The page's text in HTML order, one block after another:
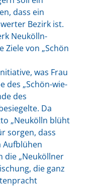
dass ein
Bezirk ist.
Neukölln-
Ziele von „Schön
was Frau
des „Schön-wie-
des
Da
„Neukölln blüht
sorgen, dass
Aufblühen
die „Neuköllner
die ganz